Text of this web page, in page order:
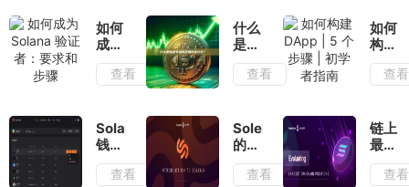
NPM（3
种方
法）
Ansible：
分步
指南
方式
如何
成为
Solana
验证
和步
骤
查看
什么
是验
证节
点以
行
它？
查看
如何
构建
DApp
| 5
初学
者指
南
查看
Solana
钱包
入
门：
查看
Solend
的最
佳收
益策
查看
链上
最大
的
SOL
查看